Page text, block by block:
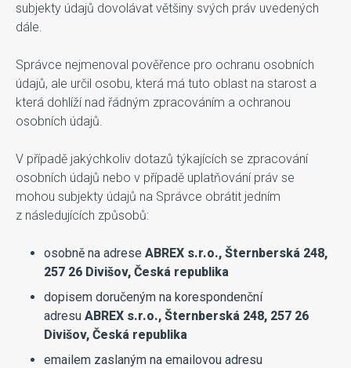
subjekty údajů dovolávat většiny svých práv uvedených
dále.
Správce nejmenoval pověřence pro ochranu osobních
údajů, ale určil osobu, která má tuto oblast na starost a
která dohlíží nad řádným zpracováním a ochranou
osobních údajů.
V případě jakýchkoliv dotazů týkajících se zpracování
osobních údajů nebo v případě uplatňování práv se
mohou subjekty údajů na Správce obrátit jedním
z následujících způsobů:
osobně na adrese ABREX s.r.o., Šternberská 248,
257 26 Divišov, Česká republika
dopisem doručeným na korespondenční
adresu ABREX s.r.o., Šternberská 248, 257 26
Divišov, Česká republika
emailem zaslaným na emailovou adresu